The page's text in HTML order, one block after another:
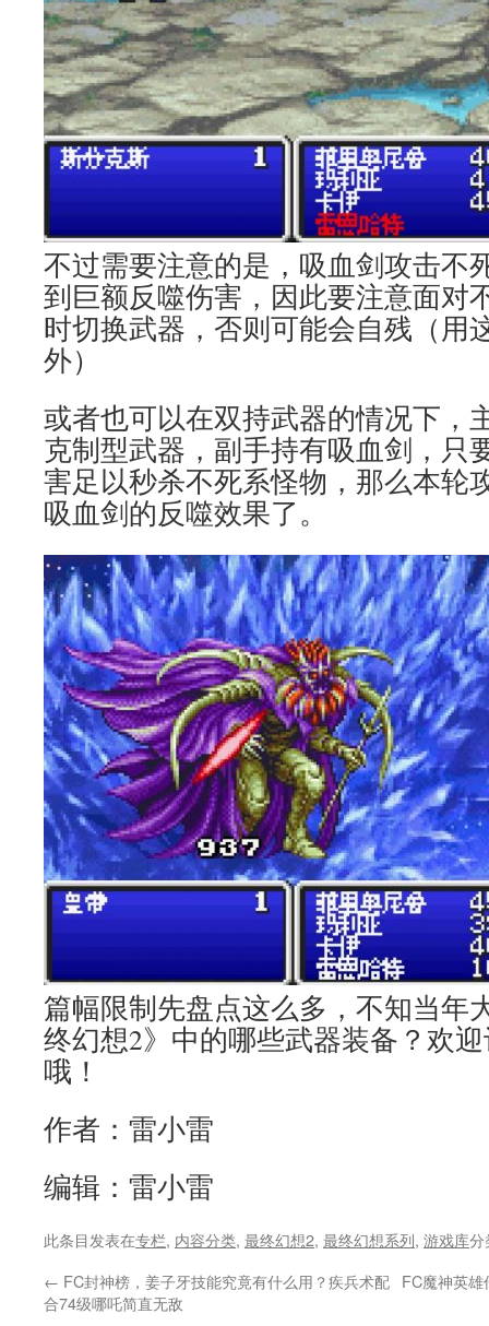
不过需要注意的是，吸血剑攻击不
到巨额反噬伤害，因此要注意面对
时切换武器，否则可能会自残（用
外）
或者也可以在双持武器的情况下，
克制型武器，副手持有吸血剑，只
害足以秒杀不死系怪物，那么本轮
吸血剑的反噬效果了。
篇幅限制先盘点这么多，不知当年
终幻想2》中的哪些武器装备？欢
哦！
作者：雷小雷
编辑：雷小雷
此条目发表在专栏, 内容分类, 最终幻想2, 最终幻想系列, 游戏库分
← FC封神榜，姜子牙技能究竟有什么用？疾兵术配
合74级哪吒简直无敌
FC魔神英